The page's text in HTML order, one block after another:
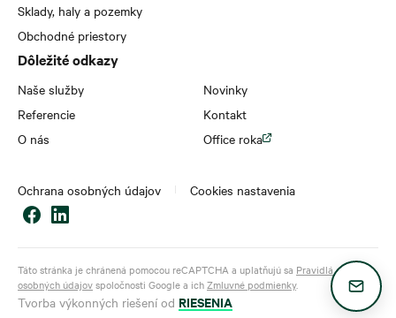
Sklady, haly a pozemky
Obchodné priestory
Dôležité odkazy
Naše služby
Referencie
O nás
Novinky
Kontakt
Office roka
Ochrana osobných údajov Cookies nastavenia
Táto stránka je chránená pomocou reCAPTCHA a uplatňujú sa Pravidlá ochrany
osobných údajovspoločnosti Google a ichZmluvné podmienky.
Tvorba výkonných riešení od RIESENIA